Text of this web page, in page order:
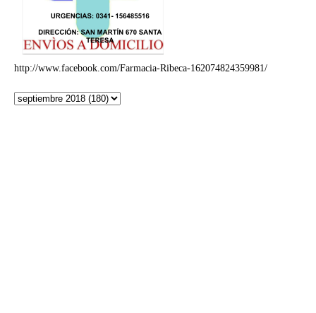
http://www.facebook.com/Farmacia-Ribeca-162074824359981/